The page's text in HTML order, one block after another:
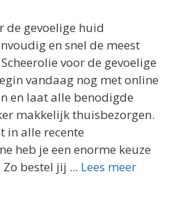
de gevoelige huid
en snel de meest
voor de gevoelige
vandaag nog met online
en laat alle benodigde
makkelijk thuisbezorgen.
in alle recente
heb je een enorme keuze
bestel jij ... Lees meer